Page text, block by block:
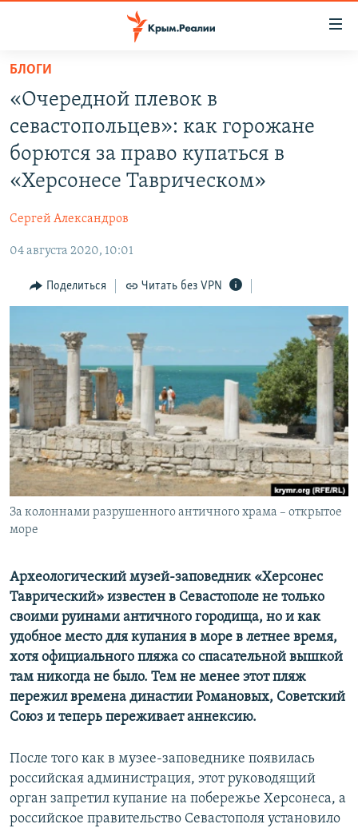
Вернуться
основному
содержанию
Вернутся
главной
Вернутся
СПЕЦПРОЕКТЫ
КАРТА ВОЕННЫХ ОБЪЕКТОВ КРЫМА
ВОДА
ИСТОРИЯ
ИНФОГРАФИКА
ТЕЛЕПРОЕКТ КРЫМ.РЕАЛИИ
ПРОПАВШИЕ БЕЗ ВЕСТИ
ПОБЕДИТЕЛЕЙ НЕ СУДЯТ?
КРЫМ.НЕПОКОРЕННЫЙ
ELIFBE
УКРАИНСКАЯ ПРОБЛЕМА КРЫМА
РАДІО СВОБОДА
КАК ОБОЙТИ БЛОКИРОВКУ
Qırımtatar
ПРИСОЕДИНЯЙТЕСЬ!
Все сайты RFE/RL
БЛОГИ
«Очередной плевок в
севастопольцев»: как горожане
борются за право купаться в
«Херсонесе Таврическом»
Сергей Александров
04 августа 2020, 10:01
Поделиться Читать без VPN
За колоннами разрушенного античного храма – открытое
море
Археологический музей-заповедник «​Херсонес
Таврический»​ известен в Севастополе не только
своими руинами античного городища, но и как
удобное место для купания в море в летнее время,
хотя официального пляжа со спасательной вышкой
там никогда не было. Тем не менее этот пляж
пережил времена династии Романовых, Советский
Союз и теперь переживает аннексию.
После того как в музее-заповеднике появилась
российская администрация, этот руководящий
орган запретил купание на побережье Херсонеса, а
российское правительство Севастополя установило